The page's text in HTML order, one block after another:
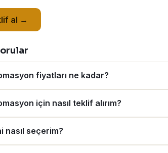
al →
fiyatları ne kadar?
için nasıl teklif alırım?
nasıl seçerim?